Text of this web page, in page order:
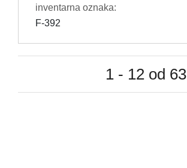
inventarna oznaka:
F-392
1 - 12 od 63